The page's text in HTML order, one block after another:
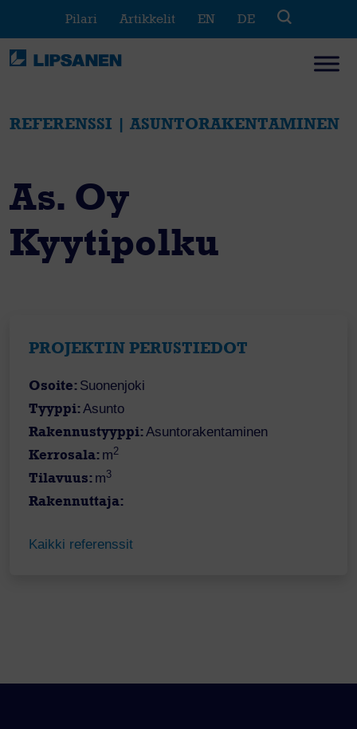
content
Pilari Artikkelit EN DE
REFERENSSI | ASUNTORAKENTAMINEN
As. Oy
Kyytipolku
PROJEKTIN PERUSTIEDOT
Osoite: Suonenjoki
Tyyppi:Asunto
Rakennustyyppi:Asuntorakentaminen
Kerrosala: m2
Tilavuus: m3
Rakennuttaja:
Kaikki referenssit